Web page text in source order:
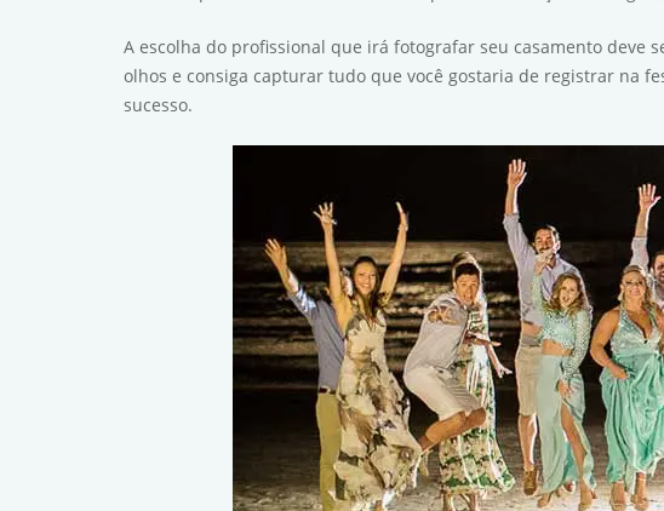
A escolha do profissional que irá fotografar seu casamento deve
olhos e consiga capturar tudo que você gostaria de registrar na
sucesso.